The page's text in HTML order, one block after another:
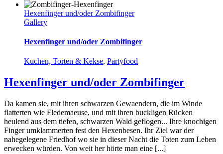
Hexenfinger und/oder Zombifinger
Gallery
Hexenfinger und/oder Zombifinger
Kuchen, Torten & Kekse, Partyfood
Hexenfinger und/oder Zombifinger
Da kamen sie, mit ihren schwarzen Gewaendern, die im Winde
flatterten wie Fledemaeuse, und mit ihren buckligen Rücken
heulend aus dem tiefen, schwarzen Wald geflogen... Ihre knochigen
Finger umklammerten fest den Hexenbesen. Ihr Ziel war der
nahegelegene Friedhof wo sie in dieser Nacht die Toten zum Leben
erwecken würden. Von weit her hörte man eine [...]